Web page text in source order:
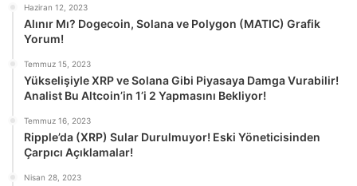
Haziran 12, 2023
Alınır Mı? Dogecoin, Solana ve Polygon (MATIC) Grafik
Yorum!
Temmuz 15, 2023
Yükselişiyle XRP ve Solana Gibi Piyasaya Damga Vurabilir!
Analist Bu Altcoin’in 1’i 2 Yapmasını Bekliyor!
Temmuz 16, 2023
Ripple’da (XRP) Sular Durulmuyor! Eski Yöneticisinden
Çarpıcı Açıklamalar!
Nisan 28, 2023